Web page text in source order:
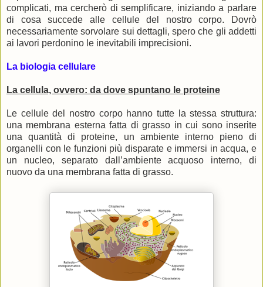
complicati, ma cercherò di semplificare, iniziando a parlare
di cosa succede alle cellule del nostro corpo. Dovrò
necessariamente sorvolare sui dettagli, spero che gli addetti
ai lavori perdonino le inevitabili imprecisioni.
La biologia cellulare
La cellula, ovvero: da dove spuntano le proteine
Le cellule del nostro corpo hanno tutte la stessa struttura:
una membrana esterna fatta di grasso in cui sono inserite
una quantità di proteine, un ambiente interno pieno di
organelli con le funzioni più disparate e immersi in acqua, e
un nucleo, separato dall’ambiente acquoso interno, di
nuovo da una membrana fatta di grasso.